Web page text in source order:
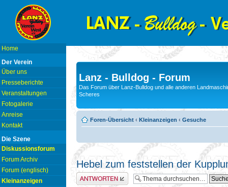
Home
Der Verein
Über uns
Presseberichte
Veranstaltungen
Fotogalerie
Anreise
Kontakt
Die Szene
Diskussionsforum
Forum Archiv
Forum (englisch)
Kleinanzeigen
Lanz - Bulldog - Forum
Das Forum über Lanz-Bulldog und alle anderen
Scheres
Foren-Übersicht ‹ Kleinanzeigen ‹ Gesuche
Hebel zum feststellen der
Antwort erstellen